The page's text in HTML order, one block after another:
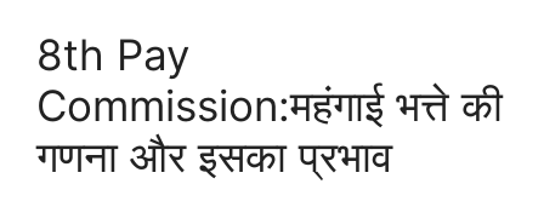
8th Pay
Commission:महंगाई भत्ते की
गणना और इसका प्रभाव